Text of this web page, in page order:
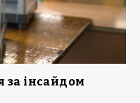
за інсайдом